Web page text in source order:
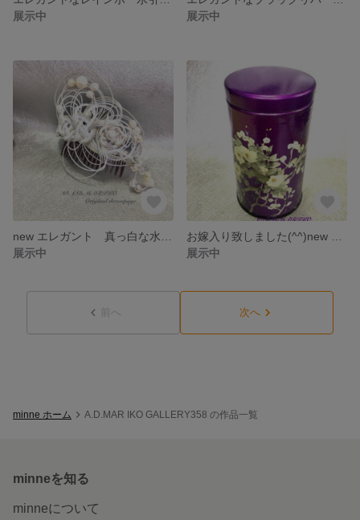
展示中
展示中
展示中
展示中
前へ 次へ
minne ホーム A.D.MAR IKO GALLERY358 の作品一覧
minneを知る
minneについて